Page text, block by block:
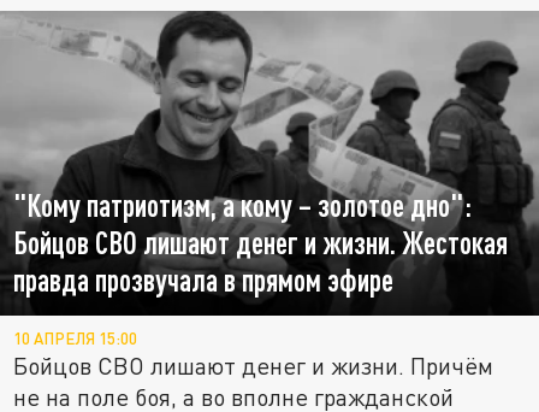
"Кому патриотизм, а кому – золотое дно":
Бойцов СВО лишают денег и жизни. Жестокая
правда прозвучала в прямом эфире
10 АПРЕЛЯ 15:00
Бойцов СВО лишают денег и жизни. Причём
не на поле боя, а во вполне гражданской